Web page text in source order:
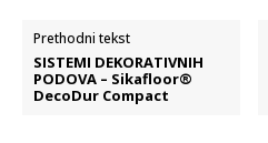
Prethodni tekst
SISTEMI DEKORATIVNIH
PODOVA – Sikafloor®
DecoDur Compact